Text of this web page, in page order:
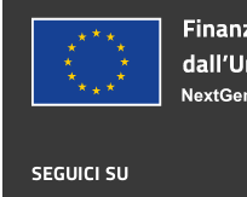
SEGUICI SU